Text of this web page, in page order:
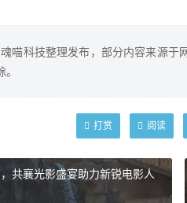
喵科技整理发布，部分内容来源于
打赏 阅读
共襄光影盛宴助力新锐电影人